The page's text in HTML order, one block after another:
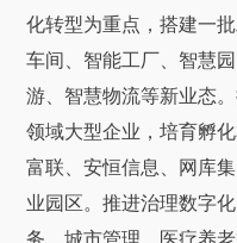
化转型为重点，搭建一
车间、智能工厂、智慧
游、智慧物流等新业态
领域大型企业，培育孵
富联、安恒信息、网库
业园区。推进治理数字
务、城市管理、医疗养